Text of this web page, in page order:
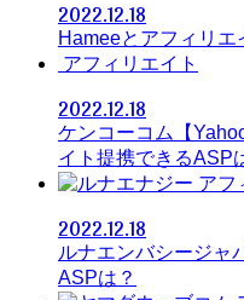
2022.12.18
Hameeとアフィリエ
アフィリエイト
2022.12.18
ケンコーコム【
イト提携できるASP
アフ
2022.12.18
ルナエンバシージャ
ASPは？